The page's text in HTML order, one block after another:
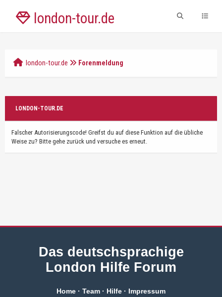
london-tour.de
london-tour.de Forenmeldung
LONDON-TOUR.DE
Falscher Autorisierungscode! Greifst du auf diese Funktion auf die übliche
Weise zu? Bitte gehe zurück und versuche es erneut.
Das deutschsprachige
London Hilfe Forum
Home · Team · Hilfe · Impressum